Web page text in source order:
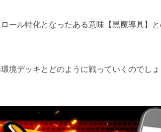
ール特化となったある意味【黒魔導具】
境デッキとどのように戦っていくのでし